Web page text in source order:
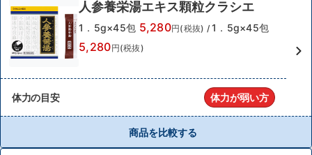
人参養栄湯エキス顆粒クラシエ
1．5g×45包 5,280円(税抜) / 1．5g×45包
5,280円(税抜)
体力の目安 体力が弱い方
商品を比較する